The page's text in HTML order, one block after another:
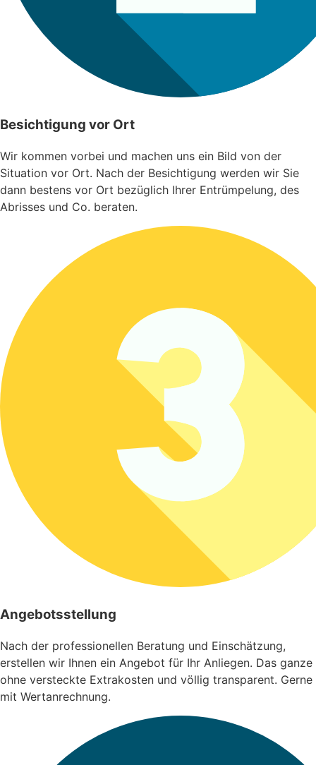
Besichtigung vor Ort
Wir kommen vorbei und machen uns ein Bild von der
Situation vor Ort. Nach der Besichtigung werden wir Sie
dann bestens vor Ort bezüglich Ihrer Entrümpelung, des
Abrisses und Co. beraten.
Angebotsstellung
Nach der professionellen Beratung und Einschätzung,
erstellen wir Ihnen ein Angebot für Ihr Anliegen. Das ganze
ohne versteckte Extrakosten und völlig transparent. Gerne
mit Wertanrechnung.